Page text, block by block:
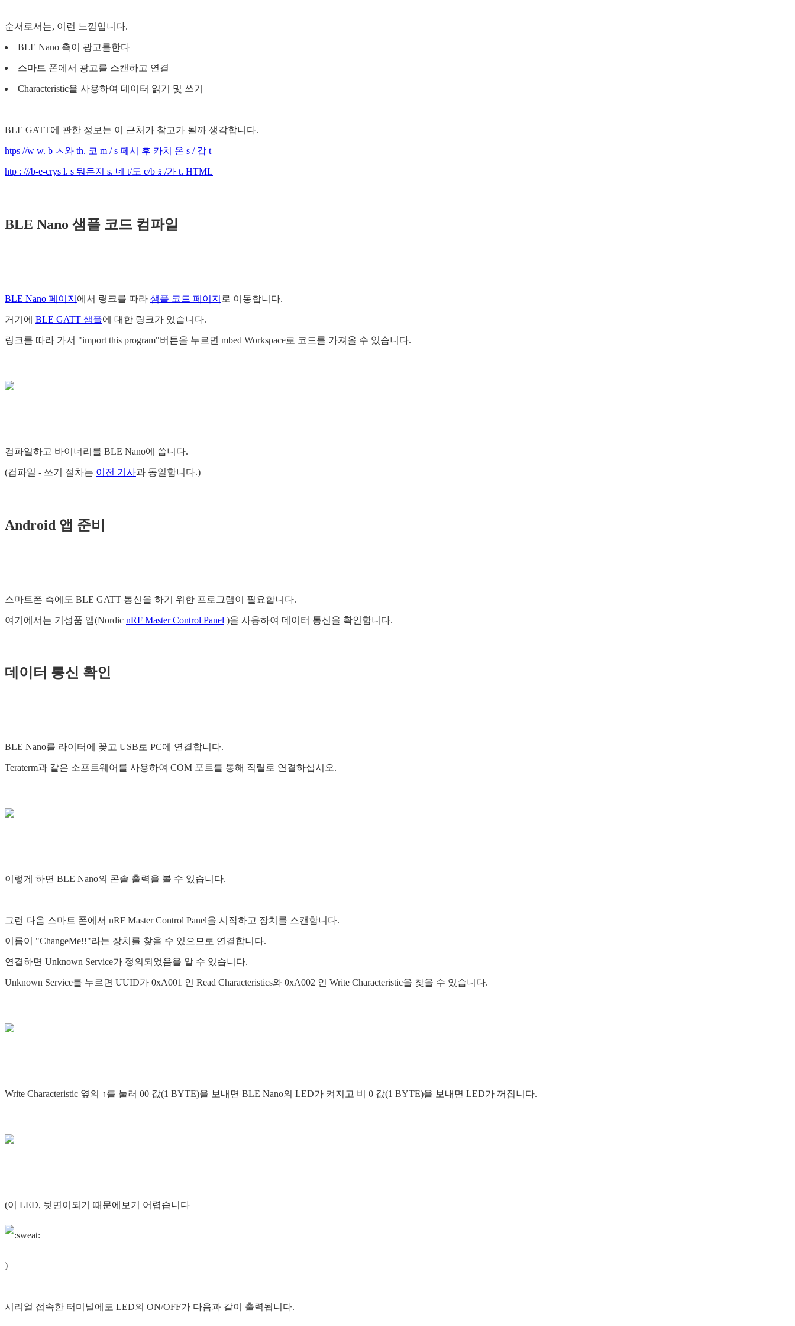
순서로서는, 이런 느낌입니다.
BLE Nano 측이 광고를한다
스마트 폰에서 광고를 스캔하고 연결
Characteristic을 사용하여 데이터 읽기 및 쓰기
BLE GATT에 관한 정보는 이 근처가 참고가 될까 생각합니다.
htps //w w. b ㅅ와 th. 코 m / s 페시 후 카치 온 s / 갑 t
htp : ///b-e-crys l. s 뭐든지 s. 네 t/도 c/bぇ/가 t. HTML
BLE Nano 샘플 코드 컴파일
BLE Nano 페이지 에서 링크를 따라 샘플 코드 페이지 로 이동합니다.
거기에 BLE GATT 샘플에 대한 링크가 있습니다.
링크를 따라 가서 "import this program"버튼을 누르면 mbed Workspace로 코드를 가져올 수 있습니다.
컴파일하고 바이너리를 BLE Nano에 씁니다.
(컴파일 - 쓰기 절차는 이전 기사과 동일합니다.)
Android 앱 준비
스마트폰 측에도 BLE GATT 통신을 하기 위한 프로그램이 필요합니다.
여기에서는 기성품 앱(Nordic nRF Master Control Panel )을 사용하여 데이터 통신을 확인합니다.
데이터 통신 확인
BLE Nano를 라이터에 꽂고 USB로 PC에 연결합니다.
Teraterm과 같은 소프트웨어를 사용하여 COM 포트를 통해 직렬로 연결하십시오.
이렇게 하면 BLE Nano의 콘솔 출력을 볼 수 있습니다.
그런 다음 스마트 폰에서 nRF Master Control Panel을 시작하고 장치를 스캔합니다.
이름이 "ChangeMe!!"라는 장치를 찾을 수 있으므로 연결합니다.
연결하면 Unknown Service가 정의되었음을 알 수 있습니다.
Unknown Service를 누르면 UUID가 0xA001 인 Read Characteristics와 0xA002 인 Write Characteristic을 찾을 수 있습니다.
Write Characteristic 옆의 ↑를 눌러 00 값(1 BYTE)을 보내면 BLE Nano의 LED가 켜지고 비 0 값(1 BYTE)을 보내면 LED가 꺼집니다.
(이 LED, 뒷면이되기 때문에보기 어렵습니다
)
시리얼 접속한 터미널에도 LED의 ON/OFF가 다음과 같이 출력됩니다.